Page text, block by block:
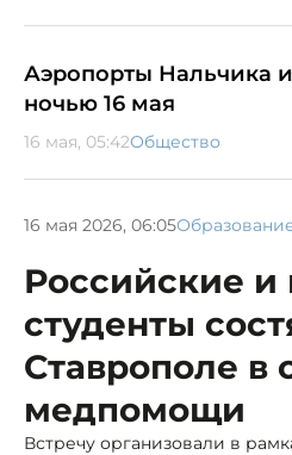
Аэропорты Нальчика
ночью 16 мая
16 мая, 05:42Общество
16 мая 2026, 06:05
Российские
студенты
Ставрополе в
медпомощи
Встречу организовали в